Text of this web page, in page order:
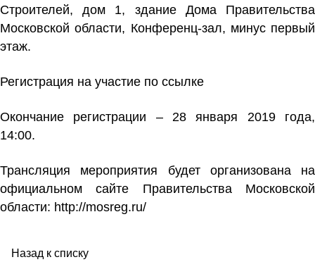
Строителей, дом 1, здание Дома Правительства
Московской области, Конференц-зал, минус первый
этаж.
Регистрация на участие по ссылке
Окончание регистрации – 28 января 2019 года,
14:00.
Трансляция мероприятия будет организована на
официальном сайте Правительства Московской
области: http://mosreg.ru/
Назад к списку